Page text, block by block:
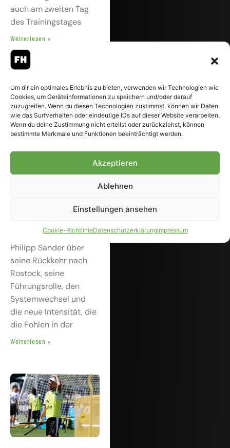
Um dir ein optimales Erlebnis zu bieten, verwenden wir Technologien wie
Cookies, um Geräteinformationen zu speichern und/oder darauf
zuzugreifen. Wenn du diesen Technologien zustimmst, können wir Daten
wie das Surfverhalten oder eindeutige IDs auf dieser Website verarbeiten.
Wenn du deine Zustimmung nicht erteilst oder zurückziehst, können
bestimmte Merkmale und Funktionen beeinträchtigt werden.
Akzeptieren
Ablehnen
Einstellungen ansehen
Cookie-RichtlinieDatenschutzerklärungImpressum
auch am zweiten Tag
des Trainingstages
Weiterlesen »
Philipp Sander »Die
Gefühl haben: Heute
15:25
Tegernsee sprach
Philipp Sander über
seine Rückkehr nach
Rostock, seine
Führungsrolle, den
Systemwechsel und
die neue Intensität, die
die Fohlen in der
Weiterlesen »